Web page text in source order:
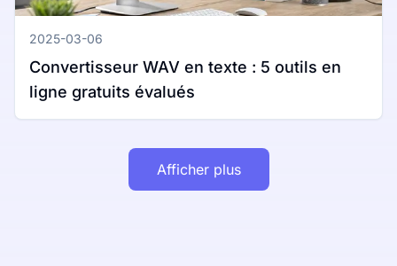
2025-03-06
Convertisseur WAV en texte : 5 outils en
ligne gratuits évalués
Afficher plus